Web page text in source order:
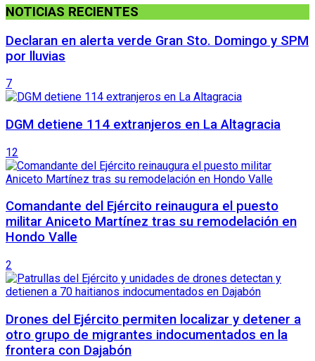
NOTICIAS RECIENTES
Declaran en alerta verde Gran Sto. Domingo y SPM
por lluvias
7
DGM detiene 114 extranjeros en La Altagracia
12
Comandante del Ejército reinaugura el puesto
militar Aniceto Martínez tras su remodelación en
Hondo Valle
2
Drones del Ejército permiten localizar y detener a
otro grupo de migrantes indocumentados en la
frontera con Dajabón